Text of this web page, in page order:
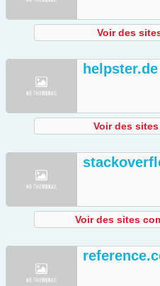
Voir des
helpster.de
Voir des
Voir des sites